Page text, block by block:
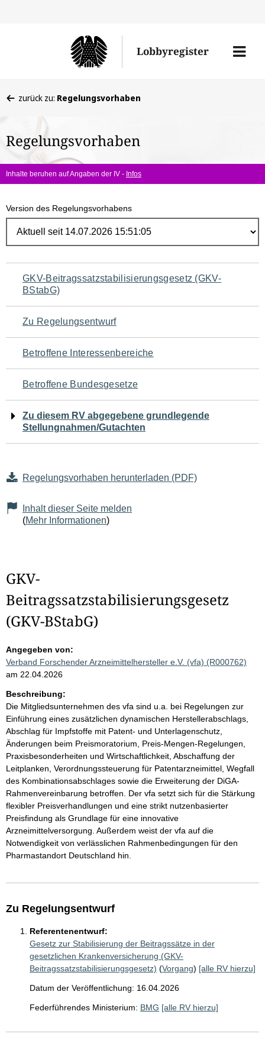
Lobbyregister
Menü
befinden
hier:
zurück zu: Regelungsvorhaben
Regelungsvorhaben
Inhalte beruhen auf Angaben der IV - Infos
Version des Regelungsvorhabens
Navigation
für
den
Seiteninhalt
GKV-Beitragssatzstabilisierungsgesetz (GKV-
BStabG)
Zu Regelungsentwurf
Betroffene Interessenbereiche
Betroffene Bundesgesetze
Zu diesem RV abgegebene grundlegende
Stellungnahmen/Gutachten
Regelungsvorhaben herunterladen (PDF)
Inhalt dieser Seite melden
(Mehr Informationen)
GKV-
Beitragssatzstabilisierungsgesetz
(GKV-BStabG)
Angegeben von:
Verband Forschender Arzneimittelhersteller e.V. (vfa) (R000762)
am 22.04.2026
Beschreibung:
Die Mitgliedsunternehmen des vfa sind u.a. bei Regelungen zur
Einführung eines zusätzlichen dynamischen Herstellerabschlags,
Abschlag für Impfstoffe mit Patent- und Unterlagenschutz,
Änderungen beim Preismoratorium, Preis-Mengen-Regelungen,
Praxisbesonderheiten und Wirtschaftlichkeit, Abschaffung der
Leitplanken, Verordnungssteuerung für Patentarzneimittel, Wegfall
des Kombinationsabschlages sowie die Erweiterung der DiGA-
Rahmenvereinbarung betroffen. Der vfa setzt sich für die Stärkung
flexibler Preisverhandlungen und eine strikt nutzenbasierter
Preisfindung als Grundlage für eine innovative
Arzneimittelversorgung. Außerdem weist der vfa auf die
Notwendigkeit von verlässlichen Rahmenbedingungen für den
Pharmastandort Deutschland hin.
Zu Regelungsentwurf
Referentenentwurf:
Gesetz zur Stabilisierung der Beitragssätze in der
gesetzlichen Krankenversicherung (GKV-
Beitragssatzstabilisierungsgesetz) (Vorgang) [alle RV hierzu]
Datum der Veröffentlichung: 16.04.2026
Federführendes Ministerium: BMG [alle RV hierzu]